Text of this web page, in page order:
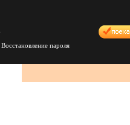
Восстановление пароля